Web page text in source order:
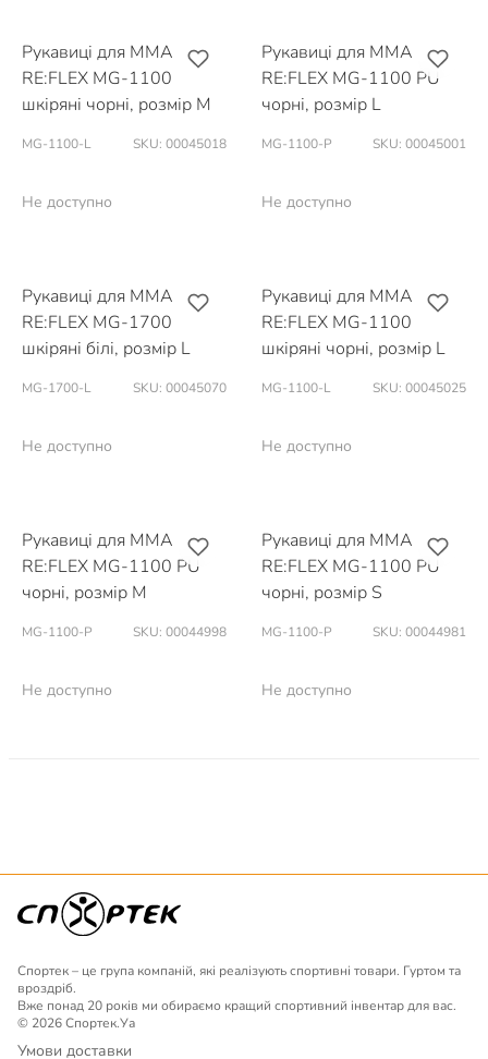
Рукавиці для MMA
RE:FLEX MG-1100
шкіряні чорні, розмір M
MG-1100-L SKU: 00045018
Не доступно
Рукавиці для MMA
RE:FLEX MG-1100 PU
чорні, розмір L
MG-1100-P SKU: 00045001
Не доступно
Рукавиці для MMA
RE:FLEX MG-1700
шкіряні білі, розмір L
MG-1700-L SKU: 00045070
Не доступно
Рукавиці для MMA
RE:FLEX MG-1100
шкіряні чорні, розмір L
MG-1100-L SKU: 00045025
Не доступно
Рукавиці для MMA
RE:FLEX MG-1100 PU
чорні, розмір M
MG-1100-P SKU: 00044998
Не доступно
Рукавиці для MMA
RE:FLEX MG-1100 PU
чорні, розмір S
MG-1100-P SKU: 00044981
Не доступно
Спортек – це група компаній, які реалізують спортивні товари. Гуртом та
вроздріб.
Вже понад 20 років ми обираємо кращий спортивний інвентар для вас.
© 2026 Спортек.Уа
Умови доставки